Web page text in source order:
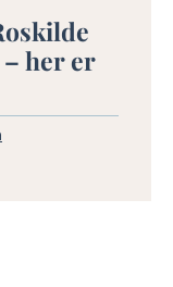
her er